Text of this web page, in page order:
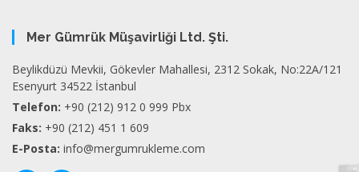
Mer Gümrük Müşavirliği Ltd. Şti.
Beylikdüzü Mevkii, Gökevler Mahallesi, 2312 Sokak, No:22A/121
Esenyurt 34522 İstanbul
Telefon: +90 (212) 912 0 999 Pbx
Faks: +90 (212) 451 1 609
E-Posta: info@mergumrukleme.com